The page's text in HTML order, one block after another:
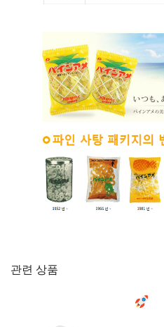
관련 상품